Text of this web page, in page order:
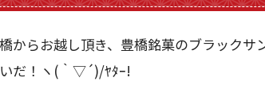
からお越し頂き、豊橋銘菓のブラックサ
だ！ヽ(｀▽´)/ﾔﾀｰ!